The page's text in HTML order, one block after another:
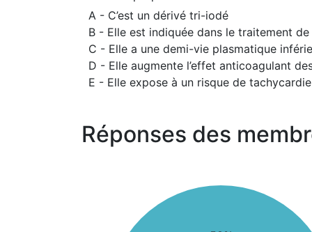
A - C’est un dérivé tri-iodé
B - Elle est indiquée dans le traitement
C - Elle a une demi-vie plasmatique
D - Elle augmente l’effet anticoagulant
E - Elle expose à un risque de tachycardie
Réponses des